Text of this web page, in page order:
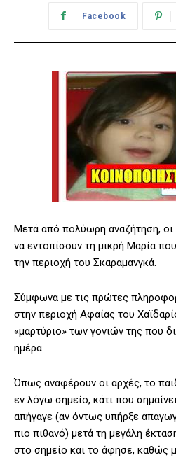
Facebook
Μετά από πολύωρη αναζήτηση, οι
να εντοπίσουν τη μικρή Μαρία
την περιοχή του Σκαραμανγκά.
Σύμφωνα με τις πρώτες
στην περιοχή Αφαίας του
«μαρτύριο» των γονιών της που
ημέρα.
Όπως αναφέρουν οι αρχές, το
εν λόγω σημείο, κάτι που
απήγαγε (αν όντως υπήρξε
πιο πιθανό) μετά τη μεγάλη
στο σημείο και το άφησε, καθώς